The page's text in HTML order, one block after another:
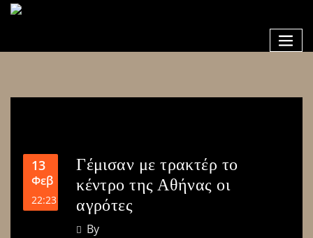
13
Φεβ
22:23
Γέμισαν με τρακτέρ το
κέντρο της Αθήνας οι
αγρότες
By